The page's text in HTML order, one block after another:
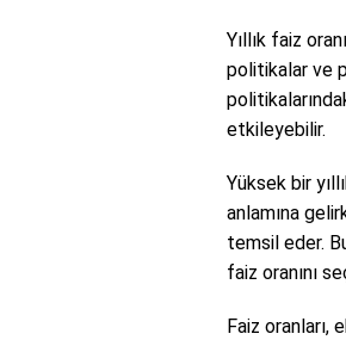
Yıllık faiz
politikalar ve
etkileyebilir.
Yüksek bir
anlamına
temsil eder.
faiz oranını
Faiz